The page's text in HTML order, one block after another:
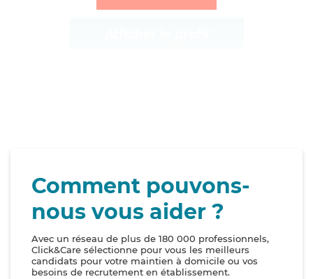
Comment pouvons-
nous vous aider ?
Avec un réseau de plus de 180 000 professionnels,
Click&Care sélectionne pour vous les meilleurs
candidats pour votre maintien à domicile ou vos
besoins de recrutement en établissement.